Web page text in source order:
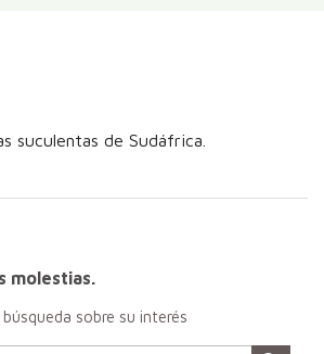
suculentas de Sudáfrica.
molestias.
sobre su interés